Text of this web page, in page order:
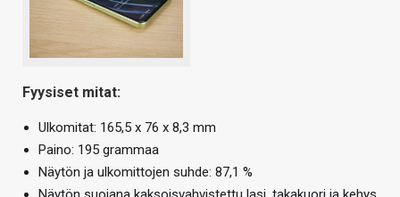
Fyysiset mitat:
Ulkomitat: 165,5 x 76 x 8,3 mm
Paino: 195 grammaa
Näytön ja ulkomittojen suhde: 87,1 %